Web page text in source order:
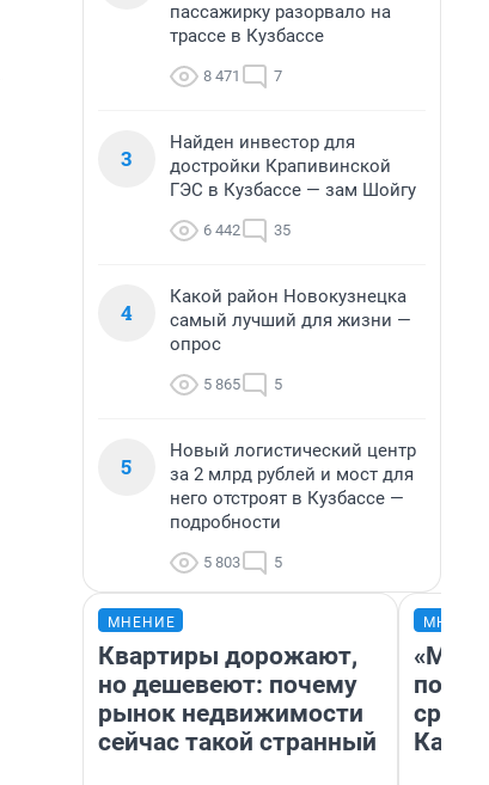
пассажирку разорвало на
трассе в Кузбассе
8 471 7
3
Найден инвестор для
достройки Крапивинской
ГЭС в Кузбассе — зам Шойгу
6 442 35
4
Какой район Новокузнецка
самый лучший для жизни —
опрос
5 865 5
5
Новый логистический центр
за 2 млрд рублей и мост для
него отстроят в Кузбассе —
подробности
5 803 5
МНЕНИЕ
Квартиры дорожают,
но дешевеют: почему
рынок недвижимости
сейчас такой странный